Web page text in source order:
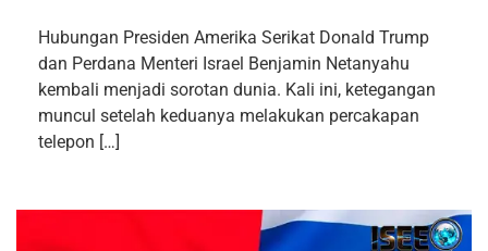
Hubungan Presiden Amerika Serikat Donald Trump
dan Perdana Menteri Israel Benjamin Netanyahu
kembali menjadi sorotan dunia. Kali ini, ketegangan
muncul setelah keduanya melakukan percakapan
telepon […]